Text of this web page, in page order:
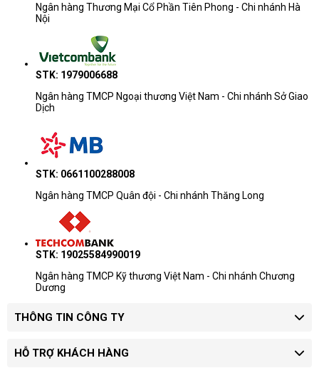
Ngân hàng Thương Mại Cổ Phần Tiên Phong - Chi nhánh Hà
Nội
STK: 1979006688
Ngân hàng TMCP Ngoại thương Việt Nam - Chi nhánh Sở Giao
Dịch
STK: 0661100288008
Ngân hàng TMCP Quân đội - Chi nhánh Thăng Long
STK: 19025584990019
Ngân hàng TMCP Kỹ thương Việt Nam - Chi nhánh Chương
Dương
THÔNG TIN CÔNG TY
HỖ TRỢ KHÁCH HÀNG